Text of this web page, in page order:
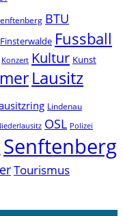
BTU
Finsterwalde Fussball
Konzert Kultur Kunst
Lausitz
Lindenau
OSL Polizei
Senftenberg
Tourismus